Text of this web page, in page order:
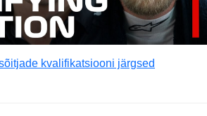
kvalifikatsiooni järgsed